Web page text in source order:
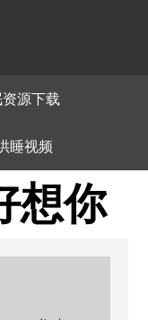
源下载
睡视频
想你